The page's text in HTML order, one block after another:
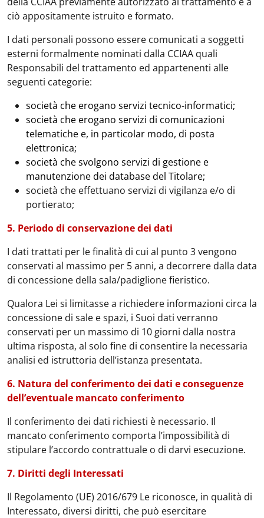
ciò appositamente istruito e formato.
I dati personali possono essere comunicati a soggetti
esterni formalmente nominati dalla CCIAA quali
Responsabili del trattamento ed appartenenti alle
seguenti categorie:
società che erogano servizi tecnico-informatici;
società che erogano servizi di comunicazioni
telematiche e, in particolar modo, di posta
elettronica;
società che svolgono servizi di gestione e
manutenzione dei database del Titolare;
società che effettuano servizi di vigilanza e/o di
portierato;
5. Periodo di conservazione dei dati
I dati trattati per le finalità di cui al punto 3 vengono
conservati al massimo per 5 anni, a decorrere dalla data
di concessione della sala/padiglione fieristico.
Qualora Lei si limitasse a richiedere informazioni circa la
concessione di sale e spazi, i Suoi dati verranno
conservati per un massimo di 10 giorni dalla nostra
ultima risposta, al solo fine di consentire la necessaria
analisi ed istruttoria dell’istanza presentata.
6. Natura del conferimento dei dati e conseguenze
dell’eventuale mancato conferimento
Il conferimento dei dati richiesti è necessario. Il
mancato conferimento comporta l’impossibilità di
stipulare l’accordo contrattuale o di darvi esecuzione.
7. Diritti degli Interessati
Il Regolamento (UE) 2016/679 Le riconosce, in qualità di
Interessato, diversi diritti, che può esercitare